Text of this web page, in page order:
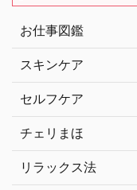
お仕事図鑑
スキンケア
セルフケア
チェリまほ
リラックス法